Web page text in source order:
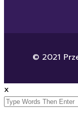
© 2021
x